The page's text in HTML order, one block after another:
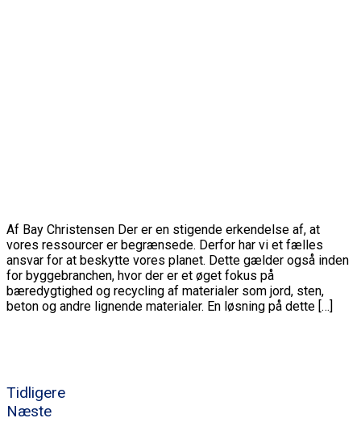
Af Bay Christensen Der er en stigende erkendelse af, at
vores ressourcer er begrænsede. Derfor har vi et fælles
ansvar for at beskytte vores planet. Dette gælder også inden
for byggebranchen, hvor der er et øget fokus på
bæredygtighed og recycling af materialer som jord, sten,
beton og andre lignende materialer. En løsning på dette […]
Tidligere
Næste